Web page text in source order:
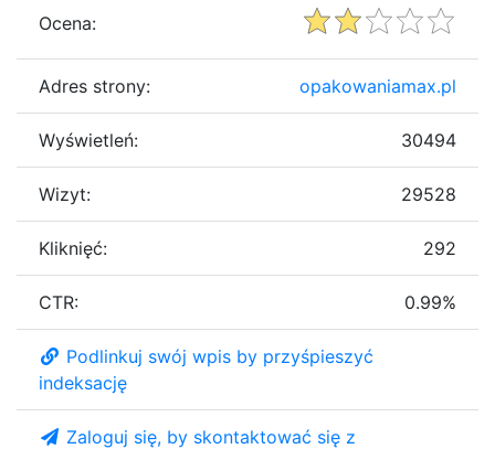
Ocena:
Adres strony: opakowaniamax.pl
Wyświetleń: 30494
Wizyt: 29528
Kliknięć: 292
CTR: 0.99%
Podlinkuj swój wpis by przyśpieszyć
indeksację
Zaloguj się, by skontaktować się z